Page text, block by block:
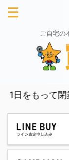
ご自宅の
業いたしまし